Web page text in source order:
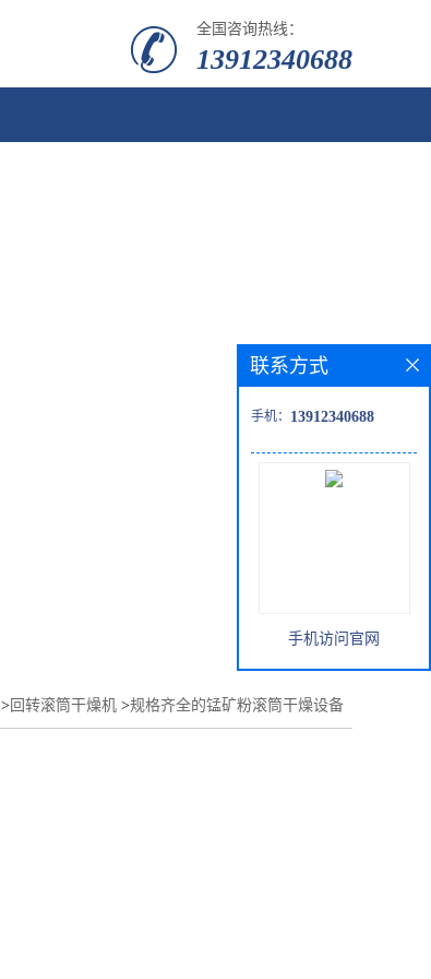
全国咨询热线：
13912340688
> 回转滚筒干燥机 >规格齐全的锰矿粉滚筒干燥设备
联系方式
手机： 13912340688
手机访问官网